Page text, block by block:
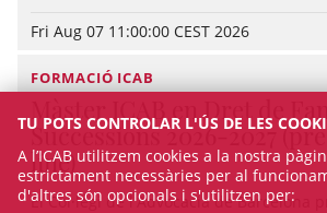
Fri Aug 07 11:00:00 CEST 2026
FORMACIÓ ICAB
Màster ICAB en Dret de
Successions 2026-2027
line)
El Col·legi de l'Advocacia de Barcelona
TU POTS CONTROLAR L'ÚS DE LES
A l’ICAB utilitzem cookies a la nostra
estrictament necessàries per al
d'altres són opcionals i s'utilitzen per: